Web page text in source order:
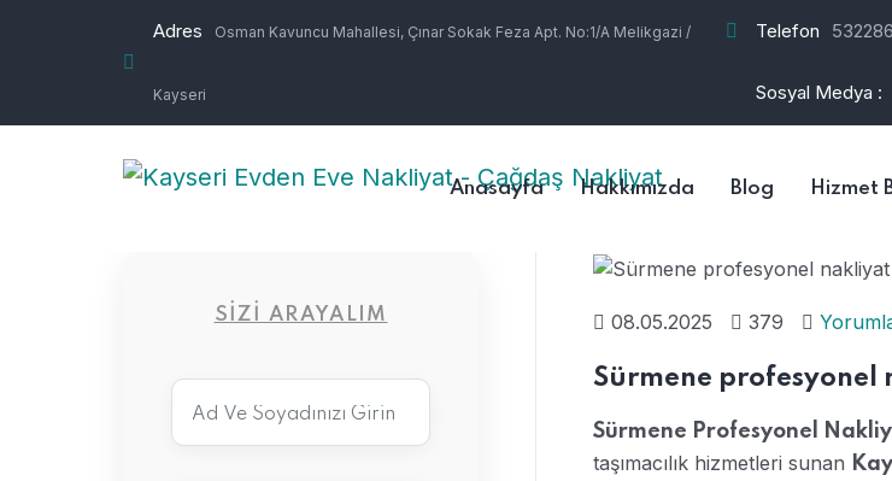
Adres Osman Kavuncu Mahallesi, Çınar Sokak Feza Apt. No:1/A Melikgazi /
Kayseri
Telefon
Sosyal Medya :
Anasayfa Hakkımızda Blog Hizmet
08.05.2025 379
Sürmene profesyonel
Sürmene Profesyonel
taşımacılık hizmetleri sunan
SIZI ARAYALIM